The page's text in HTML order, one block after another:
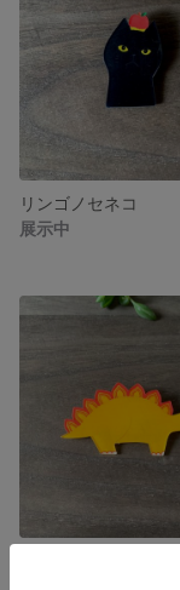
リンゴノセネコ
展示中